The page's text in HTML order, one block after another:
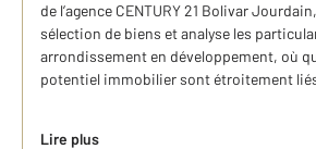
de l’agence CENTURY 21 Bolivar
sélection de biens et analyse les
arrondissement en développement, où
potentiel immobilier sont étroitement
Lire plus